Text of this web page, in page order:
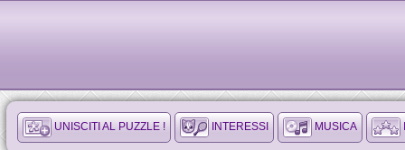
UNISCITI AL PUZZLE ! INTERESSI MUSICA